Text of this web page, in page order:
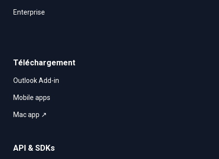
Enterprise
Téléchargement
Outlook Add-in
Mobile apps
Mac app ↗
API & SDKs